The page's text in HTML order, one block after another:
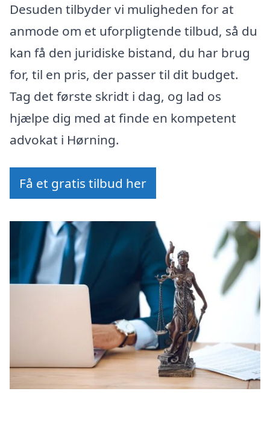
Desuden tilbyder vi muligheden for at
anmode om et uforpligtende tilbud, så du
kan få den juridiske bistand, du har brug
for, til en pris, der passer til dit budget.
Tag det første skridt i dag, og lad os
hjælpe dig med at finde en kompetent
advokat i Hørning.
Få et gratis tilbud her